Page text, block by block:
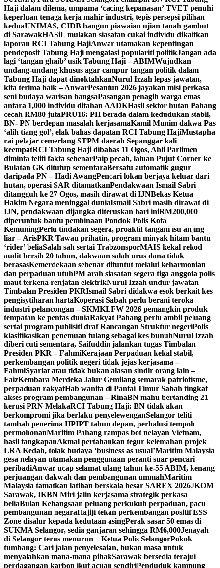
Haji dalam dilema, umpama ‘cacing kepanasan’ TVET penuhi
keperluan tenaga kerja mahir industri, tepis persepsi pilihan
keduaUNIMAS, CIDB bangun piawaian ujian tanah gambut
di SarawakHASiL mulakan siasatan cukai individu dikaitkan
laporan RCI Tabung HajiAnwar utamakan kepentingan
pendeposit Tabung Haji mengatasi populariti politikJangan ada
lagi ‘tangan ghaib’ usik Tabung Haji – ABIMWujudkan
undang-undang khusus agar campur tangan politik dalam
Tabung Haji dapat dinoktahkanNurul Izzah lepas jawatan,
kita terima baik – AnwarPesantun 2026 jayakan misi perkasa
seni budaya warisan bangsaPasangan penagih warga emas
antara 1,000 individu ditahan AADKHasil sektor hutan Pahang
cecah RM80 jutaPRU16: PH berada dalam kedudukan stabil,
BN- PN berdepan masalah kerjasamaKamil Munim dakwa Pas
‘alih tiang gol’, elak bahas dapatan RCI Tabung HajiMustapha
rai pelajar cemerlang STPM daerah Sepanggar kali
keempatRCI Tabung Haji dibahas 11 Ogos, Ahli Parlimen
diminta teliti fakta sebenarPaip pecah, laluan Pujut Corner ke
Bulatan GK ditutup sementaraBersatu automatik gugur
daripada PN – Hadi AwangPencari lokan berjaya keluar dari
hutan, operasi SAR ditamatkanPendakwaan Ismail Sabri
ditangguh ke 27 Ogos, masih dirawat di IJNBekas Ketua
Hakim Negara meninggal duniaIsmail Sabri masih dirawat di
IJN, pendakwaan dijangka diteruskan hari iniRM200,000
diperuntuk bantu pembinaan Pondok Polis Kota
KemuningPerlu tindakan segera, proaktif tangani isu anjing
liar – ArisPKR Tawau prihatin, program minyak hitam bantu
‘rider’ beliaSalah sah sertai TrabzonsporMAIS kekal rekod
audit bersih 20 tahun, dakwaan salah urus dana tidak
berasasKemerdekaan sebenar dituntut melalui keharmonian
dan perpaduan utuhPM arah siasatan segera tiga anggota polis
maut terkena renjatan elektrikNurul Izzah undur jawatan
Timbalan Presiden PKRIsmail Sabri didakwa esok berkait kes
pengisytiharan hartaKoperasi Sabah perlu berani teroka
industri pelancongan – SKMKLFW 2026 pemangkin produk
tempatan ke pentas duniaRakyat Pahang perlu ambil peluang
sertai program publisiti draf Rancangan Struktur negeriPolis
klasifikasikan penemuan tulang sebagai kes bunuhNurul Izzah
diberi cuti sementara, Saifuddin jalankan tugas Timbalan
Presiden PKR – FahmiKerajaan Perpaduan kekal stabil,
perkembangan politik negeri tidak jejas kerjasama –
FahmiSyariat atau tidak bukan alasan sindir orang lain –
FaizKembara Merdeka Jalur Gemilang semarak patriotisme,
perpaduan rakyatHab wanita di Pantai Timur Sabah tingkat
akses program pembangunan – RinaBN mahu bertanding 21
kerusi PRN MelakaRCI Tabung Haji: BN tidak akan
berkompromi jika berlaku penyelewenganSelangor teliti
tambah penerima HPIPT tahun depan, perhalusi tempoh
permohonanMaritim Pahang rampas bot nelayan Vietnam,
hasil tangkapanAkmal pertahankan tegur kelemahan projek
LRA Kedah, tolak budaya ‘business as usual’Maritim Malaysia
gesa nelayan utamakan penggunaan peranti suar pencari
peribadiAnwar ucap selamat ulang tahun ke-55 ABIM, kenang
perjuangan dakwah dan pembangunan ummahMaritim
Malaysia tamatkan latihan berskala besar SAREX 2026JKOM
Sarawak, IKBN Miri jalin kerjasama strategik perkasa
beliaBulan Kebangsaan peluang perkukuh perpaduan, pacu
pembangunan negaraHajiji tekan perkembangan positif ESS
Zone disalur kepada kedutaan asingPerak sasar 50 emas di
SUKMA Selangor, sedia ganjaran sehingga RM6,000Jenayah
di Selangor terus menurun – Ketua Polis SelangorPokok
tumbang: Cari jalan penyelesaian, bukan masa untuk
menyalahkan mana-mana pihakSarawak bersedia terajui
perdagangan karbon ikut acuan sendiriPenduduk kampung